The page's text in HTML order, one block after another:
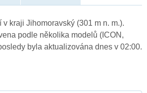
kraji Jihomoravský (301 m n. m.).
podle několika modelů (ICON,
byla aktualizována dnes v 02:00.